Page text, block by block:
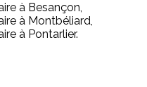
à Besançon,
à Montbéliard,
à Pontarlier.